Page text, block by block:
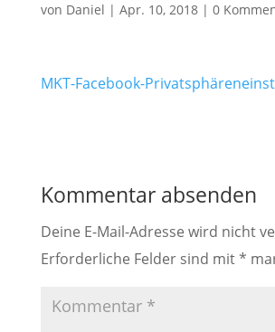
von Daniel | Apr. 10, 2018| 0
MKT-Facebook-
Kommentar absenden
Deine E-Mail-Adresse wird nicht
Erforderliche Felder sind mit*